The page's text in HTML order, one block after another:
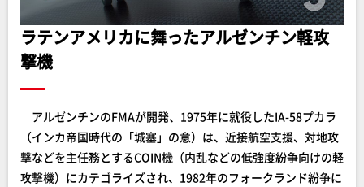
ラテンアメリカに舞ったアルゼンチン軽攻
撃機
アルゼンチンのFMAが開発、1975年に就役したIA-58プカラ
（インカ帝国時代の「城塞」の意）は、近接航空支援、対地攻
撃などを主任務とするCOIN機（内乱などの低強度紛争向けの軽
攻撃機）にカテゴライズされ、1982年のフォークランド紛争に